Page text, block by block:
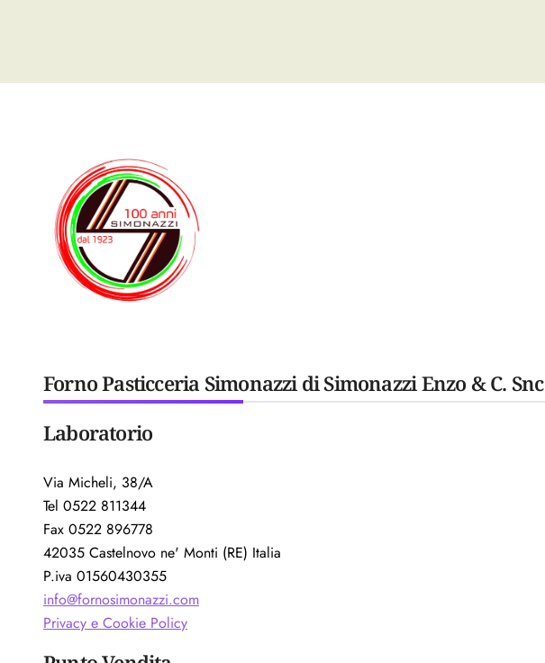
Forno Pasticceria Simonazzi di Simonazzi Enzo & C. Snc
Laboratorio
Via Micheli, 38/A
Tel 0522 811344
Fax 0522 896778
42035 Castelnovo ne' Monti (RE) Italia
P.iva 01560430355
info@fornosimonazzi.com
Privacy e Cookie Policy